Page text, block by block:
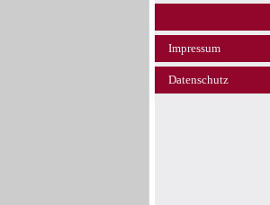
Impressum
Datenschutz